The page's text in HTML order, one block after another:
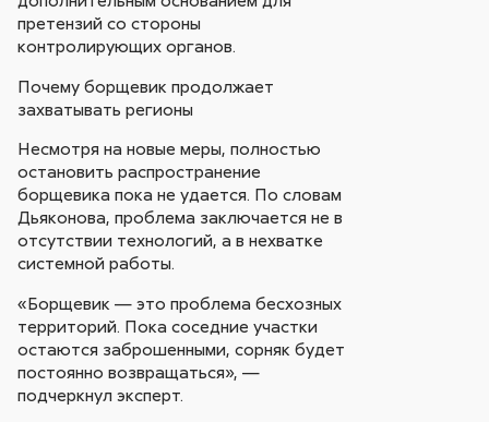
претензий со стороны
контролирующих органов.
Почему борщевик продолжает
захватывать регионы
Несмотря на новые меры, полностью
остановить распространение
борщевика пока не удается. По словам
Дьяконова, проблема заключается не в
отсутствии технологий, а в нехватке
системной работы.
«Борщевик — это проблема бесхозных
территорий. Пока соседние участки
остаются заброшенными, сорняк будет
постоянно возвращаться», —
подчеркнул эксперт.